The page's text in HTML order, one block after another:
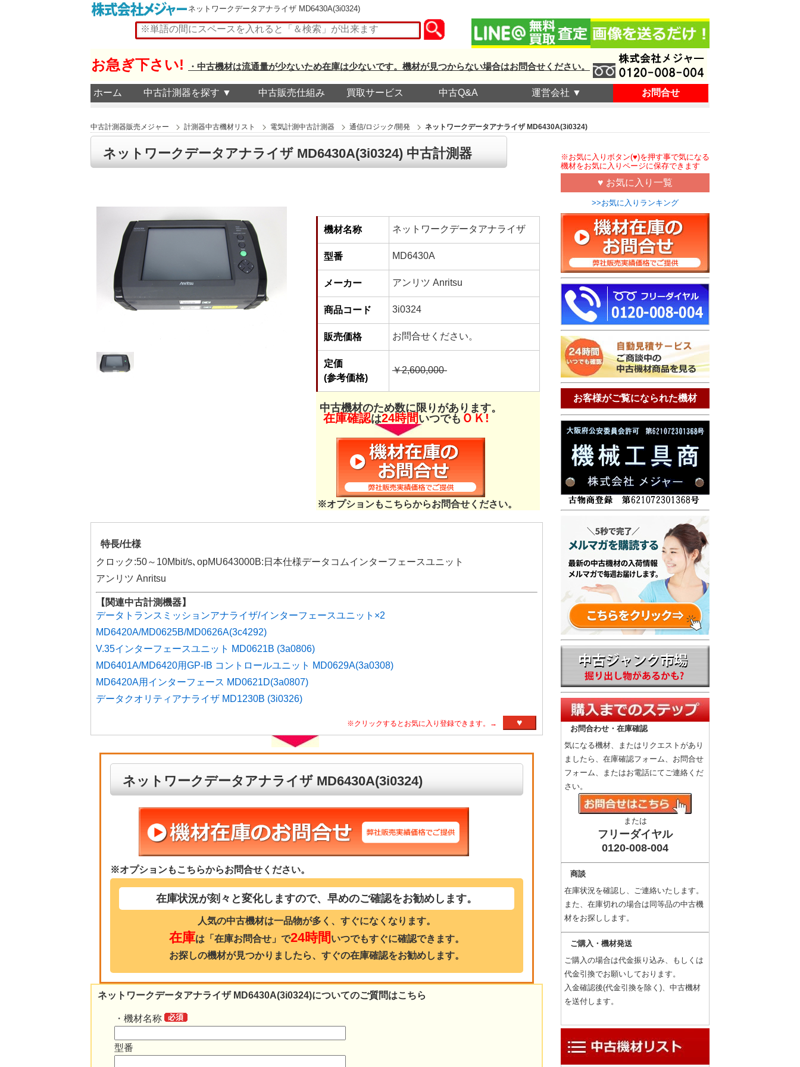
ネットワークデータアナライザ MD6430A(3i0324)
お急ぎ下さい! ・中古機材は流通量が少ないため在庫は少ないです。機材が見つからない場合はお問合せください。
ホーム 中古計測器を探す ▼ 中古販売仕組み 買取サービス 中古Q&A 運営会社 ▼ お問合せ
中古計測器販売メジャー 計測器中古機材リスト 電気計測中古計測器 通信/ロジック/開発 ネットワークデータアナライザ MD6430A(3i0324)
ネットワークデータアナライザ MD6430A(3i0324) 中古計測器
機材名称 ネットワークデータアナライザ
型番 MD6430A
メーカー アンリツ Anritsu
商品コード 3i0324
販売価格 お問合せください。
定価
(参考価格)
￥2,600,000-
中古機材のため数に限りがあります。
在庫確認は24時間 いつでも ＯＫ!
※オプションもこちらからお問合せください。
特長/仕様
クロック:50～10Mbit/s､opMU643000B:日本仕様データコムインターフェースユニット
アンリツ Anritsu
【関連中古計測機器】
データトランスミッションアナライザ/インターフェースユニット×2
MD6420A/MD0625B/MD0626A(3c4292)
V.35インターフェースユニット MD0621B (3a0806)
MD6401A/MD6420用GP-IB コントロールユニット MD0629A(3a0308)
MD6420A用インターフェース MD0621D(3a0807)
データクオリティアナライザ MD1230B (3i0326)
※クリックするとお気に入り登録できます。→ ♥
ネットワークデータアナライザ MD6430A(3i0324)
※オプションもこちらからお問合せください。
在庫状況が刻々と変化しますので、早めのご確認をお勧めします。
人気の中古機材は一品物が多く、すぐになくなります。
在庫は「在庫お問合せ」で24時間 いつでもすぐに確認できます。
お探しの機材が見つかりましたら、すぐの在庫確認をお勧めします。
ネットワークデータアナライザ MD6430A(3i0324)についてのご質問はこちら
・機材名称
型番
※お気に入りボタン(♥)を押す事で気になる
機材をお気に入りページに保存できます
♥ お気に入り一覧
>>お気に入りランキング
お客様がご覧になられた機材
お問合わせ・在庫確認
気になる機材、またはリクエストがあり
ましたら、在庫確認フォーム、お問合せ
フォーム、またはお電話にてご連絡くだ
さい。
または
フリーダイヤル
0120-008-004
商談
在庫状況を確認し、ご連絡いたします。
また、在庫切れの場合は同等品の中古機
材をお探しします。
ご購入・機材発送
ご購入の場合は代金振り込み、もしくは
代金引換でお願いしております。
入金確認後(代金引換を除く)、中古機材
を送付します。